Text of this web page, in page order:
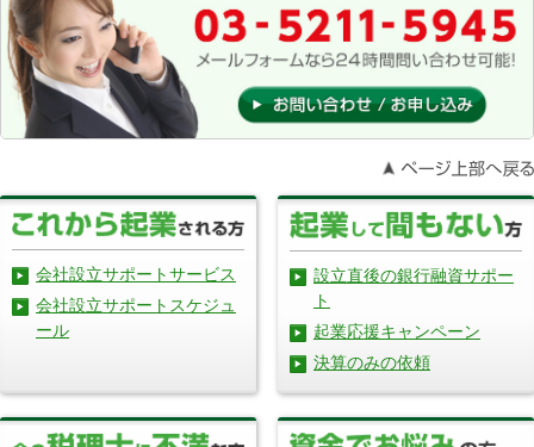
会社設立サポートサービス
会社設立サポートスケジュ
ール
設立直後の銀行融資サポー
ト
起業応援キャンペーン
決算のみの依頼